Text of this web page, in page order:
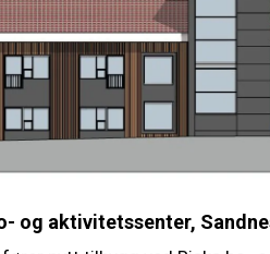
og aktivitetssenter,